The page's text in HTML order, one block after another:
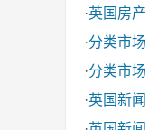
·英国房产
·分类市场
·分类市场
·英国新闻